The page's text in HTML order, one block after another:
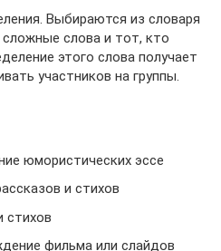
Выбираются из словаря
слова и тот, кто
этого слова получает
участников на группы.
юмористических эссе
и стихов
стихов
фильма или слайдов